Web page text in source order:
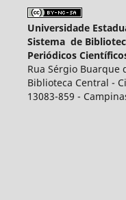
Universidade
Sistema de
Periódicos
Rua Sérgio Buarque
Biblioteca Central -
13083-859 -